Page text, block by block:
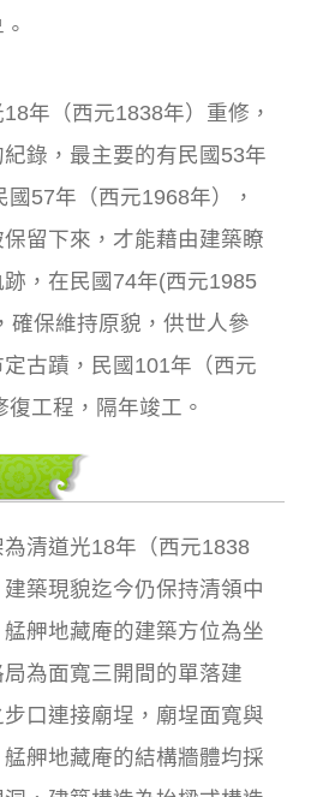
年（西元1838年）重修，
錄，最主要的有民國53年
國57年（西元1968年），
留下來，才能藉由建築瞭
，在民國74年(西元1985
確保維持原貌，供世人參
古蹟，民國101年（西元
工程，隔年竣工。
清道光18年（西元1838
築現貌迄今仍保持清領中
舺地藏庵的建築方位為坐
為面寬三開間的單落建
口連接廟埕，廟埕面寬與
舺地藏庵的結構牆體均採